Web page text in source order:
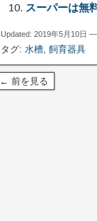
スーパーは無
Updated: 2019年5月10日
タグ: 水槽, 飼育器具
← 前を見る